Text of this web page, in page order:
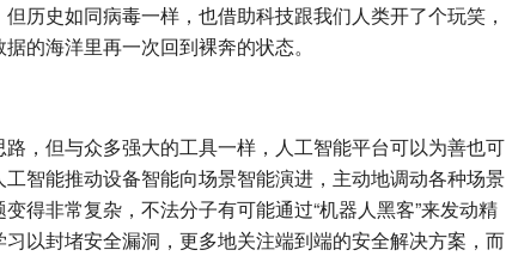
历史如同病毒一样，也借助科技跟我们人类开了个玩笑，
的海洋里再一次回到裸奔的状态。
，但与众多强大的工具一样，人工智能平台可以为善也可
智能推动设备智能向场景智能演进，主动地调动各种场景
得非常复杂，不法分子有可能通过“机器人黑客”来发动精
以封堵安全漏洞，更多地关注端到端的安全解决方案，而